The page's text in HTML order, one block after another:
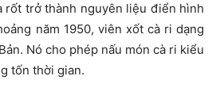
rốt trở thành nguyên liệu điển hình
năm 1950, viên xốt cà ri dạng
Nó cho phép nấu món cà ri kiểu
tốn thời gian.